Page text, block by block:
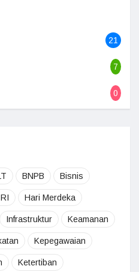
21
7
0
BNPB Bisnis
Hari Merdeka
Infrastruktur Keamanan
Kepegawaian
Ketertiban